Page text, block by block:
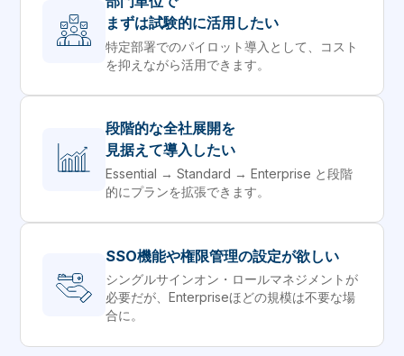
まずは試験的に活用したい
特定部署でのパイロット導入として、コスト
を抑えながら活用できます。
段階的な全社展開を
見据えて導入したい
Essential → Standard → Enterprise と段階
的にプランを拡張できます。
SSO機能や権限管理の設定が欲しい
シングルサインオン・ロールマネジメントが
必要だが、 Enterpriseほどの規模は不要な場
合に。